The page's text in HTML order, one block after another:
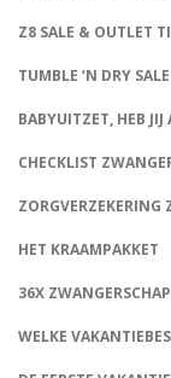
Z8 SALE & OUTLET
TUMBLE ‘N DRY
BABYUITZET, HEB JIJ
CHECKLIST
ZORGVERZEKERING
HET KRAAMPAKKET
36X
WELKE